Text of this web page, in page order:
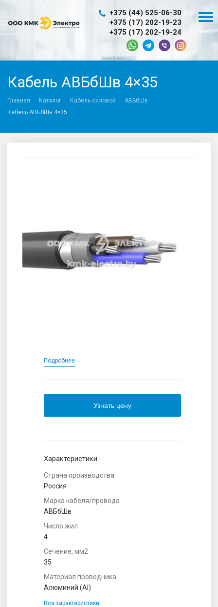
+375 (44) 525-06-30
+375 (17) 202-19-23
+375 (17) 202-19-24
Кабель АВБбШв 4×35
Главная Каталог Кабель силовой
АВБбШв
Кабель АВБбШв 4×35
Подробнее
Узнать цену
Характеристики
Страна производства
Россия
Марка кабеля/провода
АВБбШв
Число жил
4
Сечение, мм2
35
Материал проводника
Алюминий (Al)
Все характеристики